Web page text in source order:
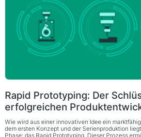
Rapid Prototyping: Der
erfolgreichen
Wie wird aus einer innovativen Idee ein
dem ersten Konzept und der Serienproduktion
Phase: das Rapid Prototyping. Dieser Prozess